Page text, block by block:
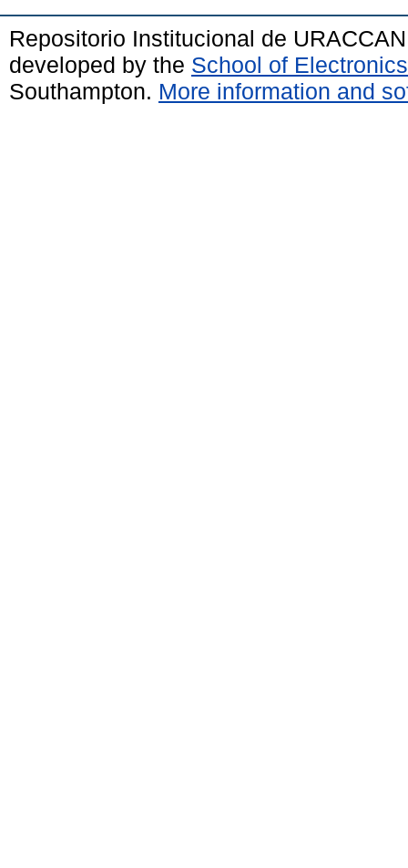
Repositorio Institucional de
developed by the School of
Southampton. More information and